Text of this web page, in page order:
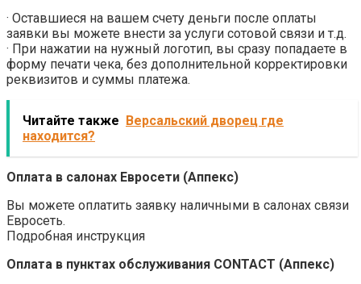
· Оставшиеся на вашем счету деньги после оплаты
заявки вы можете внести за услуги сотовой связи и т.д.
· При нажатии на нужный логотип, вы сразу попадаете в
форму печати чека, без дополнительной корректировки
реквизитов и суммы платежа.
Читайте также
Версальский дворец где
находится?
Оплата в салонах Евросети (Аппекс)
Вы можете оплатить заявку наличными в салонах связи
Евросеть.
Подробная инструкция
Оплата в пунктах обслуживания CONTACT (Аппекс)